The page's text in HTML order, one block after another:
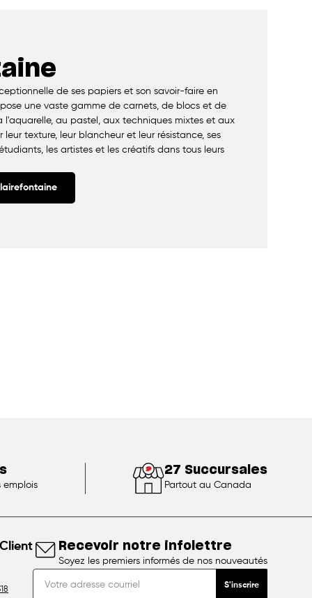
de ses papiers et son savoir-faire en
une vaste gamme de carnets, de blocs et de
l'aquarelle, au pastel, aux techniques mixtes et aux
leur texture, leur blancheur et leur résistance, ses
les artistes et les créatifs dans tous leurs
emplois
27 Succursales
Partout au Canada
Recevoir notre infolettre
Soyez les premiers informés de nos nouveautés
S'inscrire